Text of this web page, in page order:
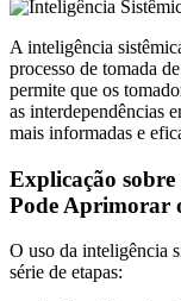
A inteligência
processo de tomada
permite que os
as interdependências
mais informadas e
Explicação
Pode Aprimorar
O uso da inteligência
série de etapas: